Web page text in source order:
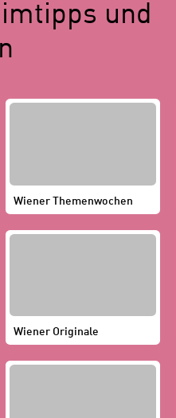
und
Wiener Themenwochen
Wiener Originale